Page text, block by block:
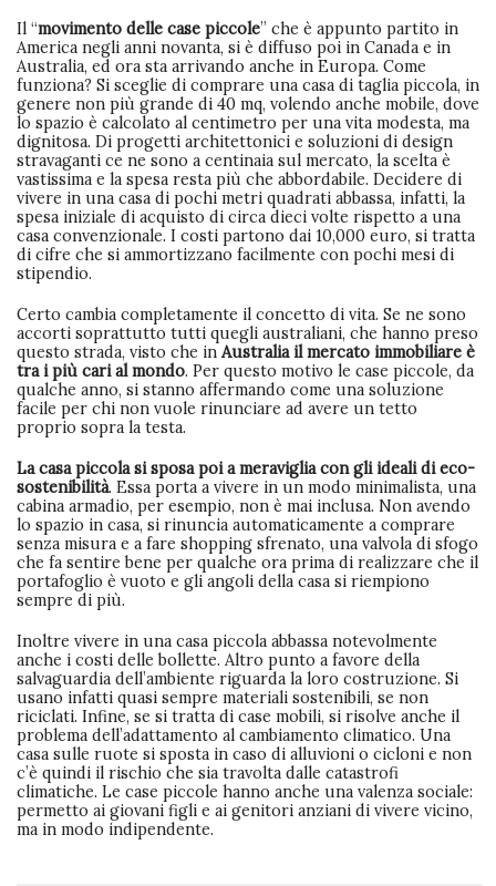
Il “movimento delle case piccole” che è appunto partito in
America negli anni novanta, si è diffuso poi in Canada e in
Australia, ed ora sta arrivando anche in Europa. Come
funziona? Si sceglie di comprare una casa di taglia piccola, in
genere non più grande di 40 mq, volendo anche mobile, dove
lo spazio è calcolato al centimetro per una vita modesta, ma
dignitosa. Di progetti architettonici e soluzioni di design
stravaganti ce ne sono a centinaia sul mercato, la scelta è
vastissima e la spesa resta più che abbordabile. Decidere di
vivere in una casa di pochi metri quadrati abbassa, infatti, la
spesa iniziale di acquisto di circa dieci volte rispetto a una
casa convenzionale. I costi partono dai 10,000 euro, si tratta
di cifre che si ammortizzano facilmente con pochi mesi di
stipendio.
Certo cambia completamente il concetto di vita. Se ne sono
accorti soprattutto tutti quegli australiani, che hanno preso
questo strada, visto che in Australia il mercato immobiliare è
tra i più cari al mondo. Per questo motivo le case piccole, da
qualche anno, si stanno affermando come una soluzione
facile per chi non vuole rinunciare ad avere un tetto
proprio sopra la testa.
La casa piccola si sposa poi a meraviglia con gli ideali di eco-
sostenibilità. Essa porta a vivere in un modo minimalista, una
cabina armadio, per esempio, non è mai inclusa. Non avendo
lo spazio in casa, si rinuncia automaticamente a comprare
senza misura e a fare shopping sfrenato, una valvola di sfogo
che fa sentire bene per qualche ora prima di realizzare che il
portafoglio è vuoto e gli angoli della casa si riempiono
sempre di più.
Inoltre vivere in una casa piccola abbassa notevolmente
anche i costi delle bollette. Altro punto a favore della
salvaguardia dell’ambiente riguarda la loro costruzione. Si
usano infatti quasi sempre materiali sostenibili, se non
riciclati. Infine, se si tratta di case mobili, si risolve anche il
problema dell’adattamento al cambiamento climatico. Una
casa sulle ruote si sposta in caso di alluvioni o cicloni e non
c’è quindi il rischio che sia travolta dalle catastrofi
climatiche. Le case piccole hanno anche una valenza sociale:
permetto ai giovani figli e ai genitori anziani di vivere vicino,
ma in modo indipendente.